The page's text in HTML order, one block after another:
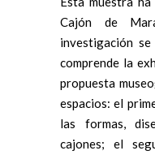
Cajón de
investigación
comprende la
propuesta
espacios: el
las formas,
cajones; el